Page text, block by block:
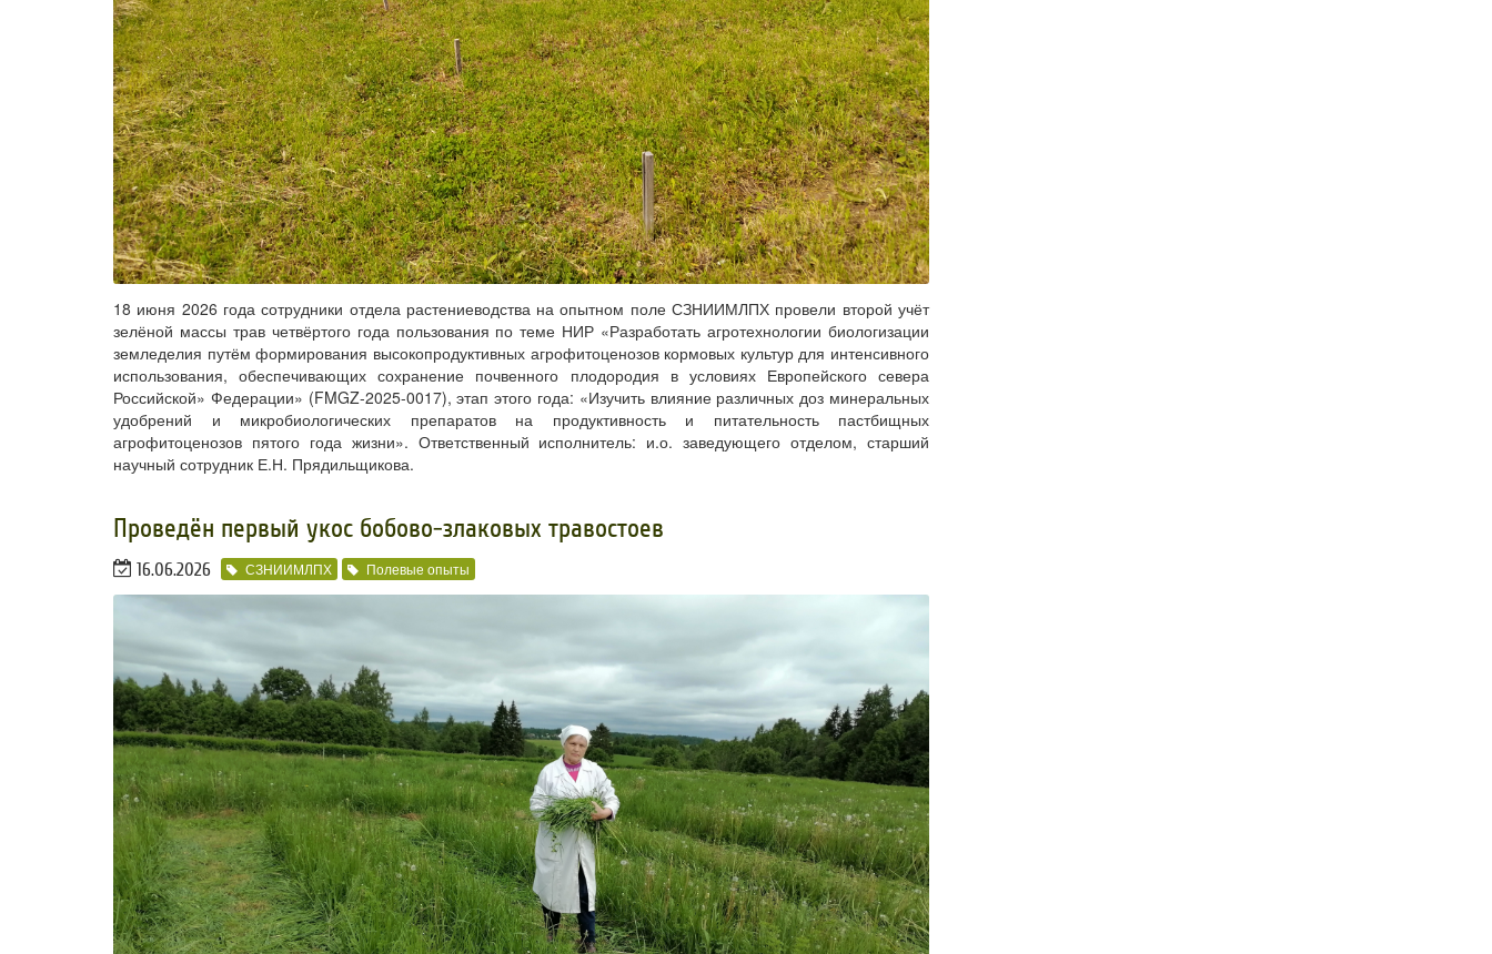
18 июня 2026 года сотрудники отдела растениеводства на опытном поле СЗНИИМЛПХ провели второй учёт
зелёной массы трав четвёртого года пользования по теме НИР «Разработать агротехнологии биологизации
земледелия путём формирования высокопродуктивных агрофитоценозов кормовых культур для интенсивного
использования, обеспечивающих сохранение почвенного плодородия в условиях Европейского севера
Российской» Федерации» (FMGZ-2025-0017), этап этого года: «Изучить влияние различных доз минеральных
удобрений и микробиологических препаратов на продуктивность и питательность пастбищных
агрофитоценозов пятого года жизни». Ответственный исполнитель: и.о. заведующего отделом, старший
научный сотрудник Е.Н. Прядильщикова.
​Проведён первый укос бобово-злаковых травостоев
16.06.2026 СЗНИИМЛПХ Полевые опыты